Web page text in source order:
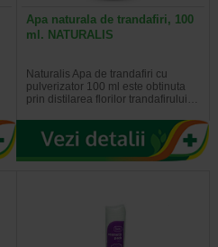
Apa naturala de trandafiri, 100
ml. NATURALIS
Naturalis Apa de trandafiri cu
pulverizator 100 ml este obtinuta
prin distilarea florilor trandafirului…